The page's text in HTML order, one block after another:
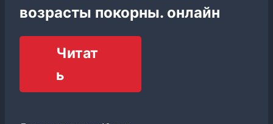
возрасты покорны. онлайн
Читат
ь